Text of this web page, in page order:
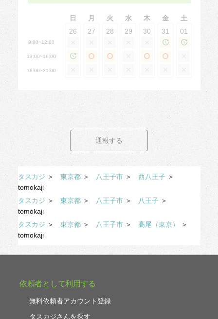
日 月 火 水 木 金 土
9:00~12:00
13:00~16:00
18:00~21:00
26 27 28 29 30 31 01
通報する
タスカジ ＞ 東京都 ＞ 八王子市 ＞ 西八王子 ＞
tomokaji
タスカジ ＞ 東京都 ＞ 八王子市 ＞ 八王子 ＞
tomokaji
タスカジ ＞ 東京都 ＞ 八王子市 ＞ 高尾（東京）
＞
tomokaji
依頼者として利用する
無料依頼者アカウント登録
タスカジさんを探す